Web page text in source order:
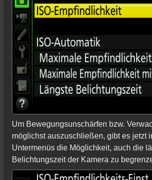
Um Bewegungsunschärfen bzw.
möglichst auszuschließen, gibt es jetzt
Untermenüs die Möglichkeit, auch die
Belichtungszeit der Kamera zu